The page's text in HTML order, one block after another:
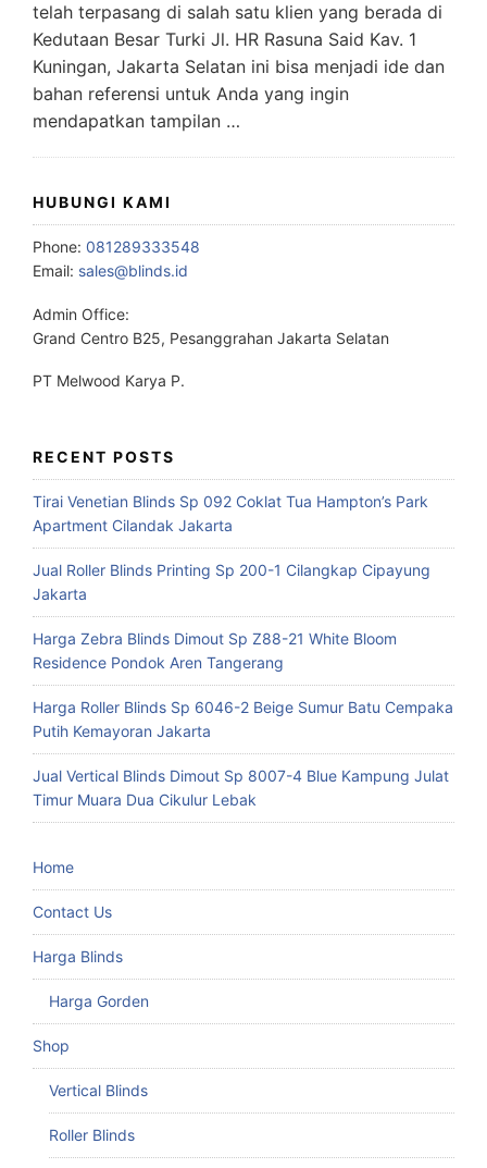
telah terpasang di salah satu klien yang berada di
Kedutaan Besar Turki Jl. HR Rasuna Said Kav. 1
Kuningan, Jakarta Selatan ini bisa menjadi ide dan
bahan referensi untuk Anda yang ingin
mendapatkan tampilan …
HUBUNGI KAMI
Phone: 081289333548
Email: sales@blinds.id
Admin Office:
Grand Centro B25, Pesanggrahan Jakarta Selatan
PT Melwood Karya P.
RECENT POSTS
Tirai Venetian Blinds Sp 092 Coklat Tua Hampton’s Park
Apartment Cilandak Jakarta
Jual Roller Blinds Printing Sp 200-1 Cilangkap Cipayung
Jakarta
Harga Zebra Blinds Dimout Sp Z88-21 White Bloom
Residence Pondok Aren Tangerang
Harga Roller Blinds Sp 6046-2 Beige Sumur Batu Cempaka
Putih Kemayoran Jakarta
Jual Vertical Blinds Dimout Sp 8007-4 Blue Kampung Julat
Timur Muara Dua Cikulur Lebak
Home
Contact Us
Harga Blinds
Harga Gorden
Shop
Vertical Blinds
Roller Blinds